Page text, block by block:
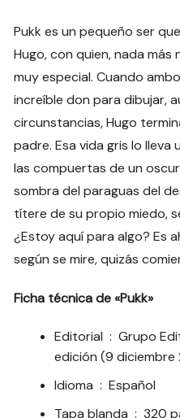
Pukk es un pequeño ser
Hugo, con quien, nada
muy especial. Cuando
increíble don para dibujar,
circunstancias, Hugo
padre. Esa vida gris lo
las compuertas de un
sombra del paraguas del
títere de su propio miedo,
¿Estoy aquí para algo? Es
según se mire, quizás
Ficha técnica de «Pukk»
Editorial ‏ : ‎Grupo
edición (9 diciembre
Idioma ‏ : ‎Español
Tapa blanda ‏ : ‎320